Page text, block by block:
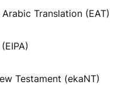
Translation (EAT)
Testament (ekaNT)